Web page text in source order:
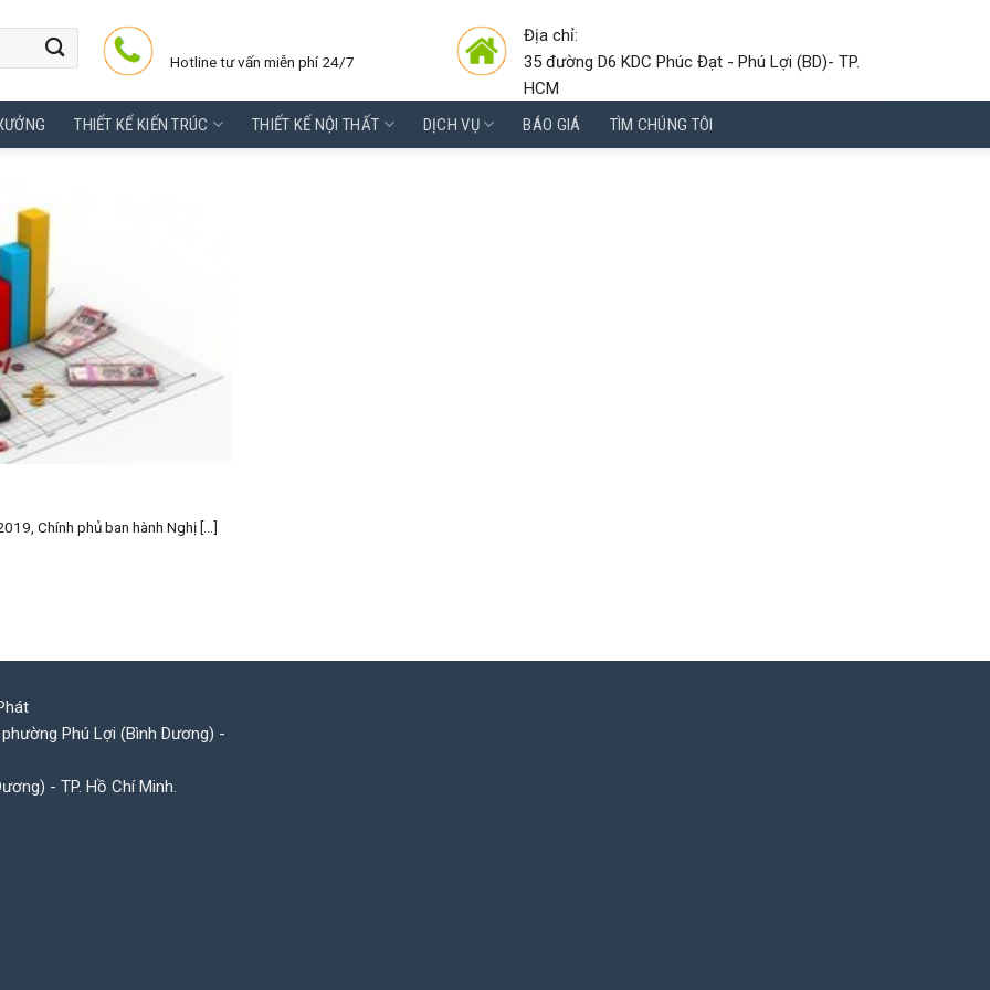
Hotline tư vấn miễn phí 24/7
Địa chỉ:
35 đường D6 KDC Phúc Đạt - Phú Lợi (BD)- TP.
HCM
THIẾT KẾ KIẾN TRÚC THIẾT KẾ NỘI THẤT DỊCH VỤ BÁO GIÁ TÌM CHÚNG TÔI
Chính phủ ban hành Nghị [...]
Phú Lợi (Bình Dương) -
- TP. Hồ Chí Minh.